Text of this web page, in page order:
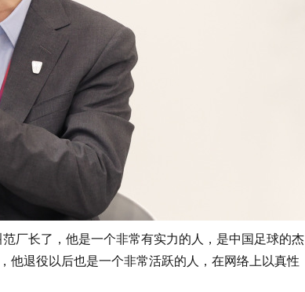
长了，他是一个非常有实力的人，是中国足球的杰
他退役以后也是一个非常活跃的人，在网络上以真性